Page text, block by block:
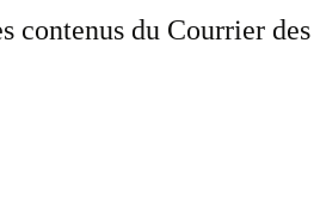
contenus du Courrier des